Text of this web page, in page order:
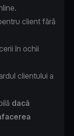
client fără
în ochii
clientului a
dacă